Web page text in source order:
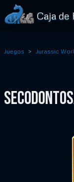
Caja de
Juegos Jurassic